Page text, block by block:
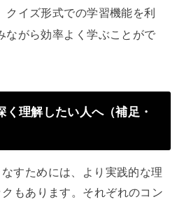
クイズ形式での学習機能を利
ながら効率よく学ぶことがで
理解したい人へ（補足・
すためには、より実践的な理
もあります。それぞれのコン